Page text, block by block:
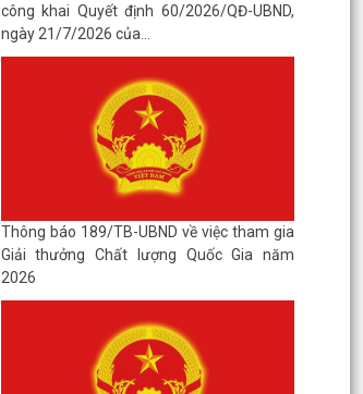
công khai Quyết định 60/2026/QĐ-UBND,
ngày 21/7/2026 của...
Thông báo 189/TB-UBND về việc tham gia
Giải thưởng Chất lượng Quốc Gia năm
2026